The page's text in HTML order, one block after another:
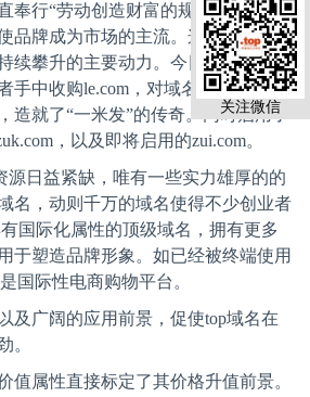
关注微信
奉行“劳动创造财富的规律”，将合适
品牌成为市场的主流。这是资源的交
续攀升的主要动力。今日，联想以超
手中收购le.com ，对域名投资者而言
造就了“一米发”的传奇。同时启用了
，以及即将启用的zui.com。
源日益紧缺，唯有一些实力雄厚的的
名，动则千万的域名使得不少创业者
国际化属性的顶级域名，拥有更多
于塑造品牌形象。如已经被终端使用
国际性电商购物平台。
及广阔的应用前景，促使top域名在
。
值属性直接标定了其价格升值前景。